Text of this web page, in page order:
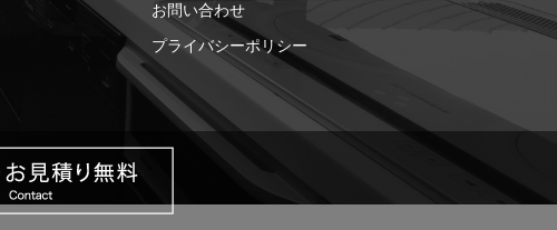
お問い合わせ
プライバシーポリシー